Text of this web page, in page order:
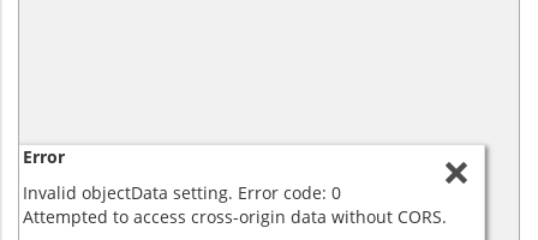
Error
Invalid objectData setting. Error code: 0
Attempted to access cross-origin data without CORS.